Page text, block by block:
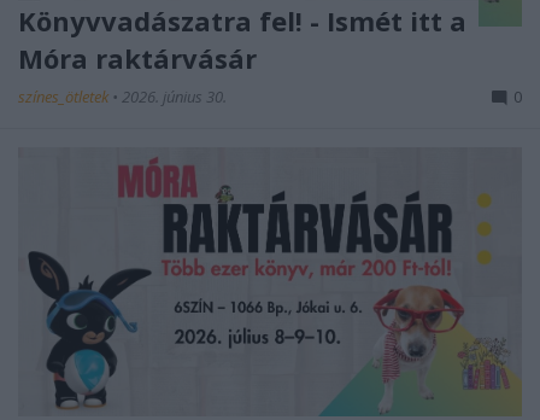
Könyvvadászatra fel! - Ismét itt a
Móra raktárvásár
színes_ötletek • 2026. június 30. 0